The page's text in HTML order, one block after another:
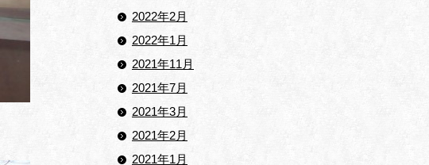
2022年2月
2022年1月
2021年11月
2021年7月
2021年3月
2021年2月
2021年1月